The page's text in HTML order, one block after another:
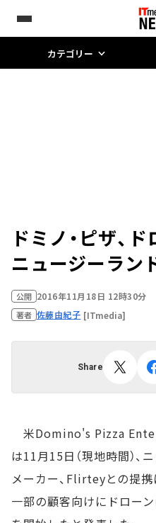
カテゴリー
ドミノ・ピザ、
ニュージーラン
公開 2016年11月18日 12時30分
著者 佐藤由紀子 [ITmedia]
Share
米Domino's Pizza
は11月15日（現地時間）、
メーカー、Flirteyとの提
一部の顧客向けにドロー